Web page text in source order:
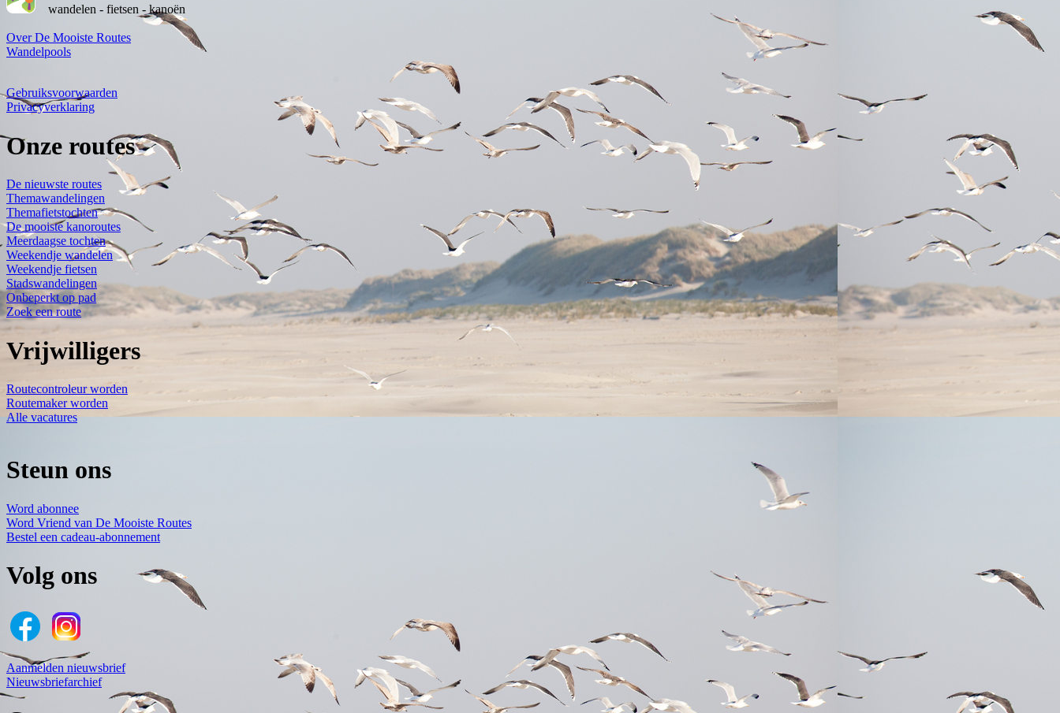
wandelen - fietsen - kanoën
Over De Mooiste Routes
Wandelpools
Gebruiksvoorwaarden
Privacyverklaring
Onze routes
De nieuwste routes
Themawandelingen
Themafietstochten
De mooiste kanoroutes
Meerdaagse tochten
Weekendje wandelen
Weekendje fietsen
Stadswandelingen
Onbeperkt op pad
Zoek een route
Vrijwilligers
Routecontroleur worden
Routemaker worden
Alle vacatures
Steun ons
Word abonnee
Word Vriend van De Mooiste Routes
Bestel een cadeau-abonnement
Volg ons
Aanmelden nieuwsbrief
Nieuwsbriefarchief